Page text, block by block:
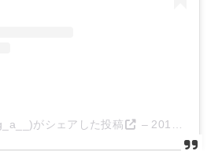
がシェアした投稿 – 2019年 6月月8日午前6時00分PDT